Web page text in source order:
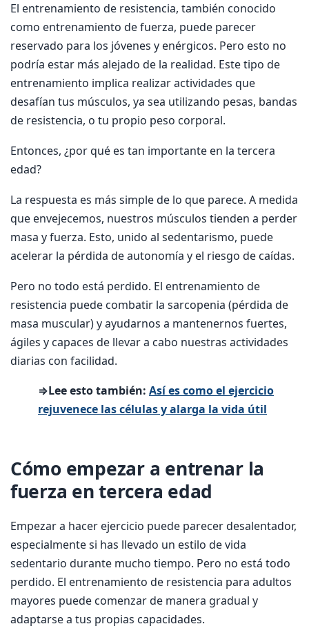
El entrenamiento de resistencia, también conocido
como entrenamiento de fuerza, puede parecer
reservado para los jóvenes y enérgicos. Pero esto no
podría estar más alejado de la realidad. Este tipo de
entrenamiento implica realizar actividades que
desafían tus músculos, ya sea utilizando pesas, bandas
de resistencia, o tu propio peso corporal.
Entonces, ¿por qué es tan importante en la tercera
edad?
La respuesta es más simple de lo que parece. A medida
que envejecemos, nuestros músculos tienden a perder
masa y fuerza. Esto, unido al sedentarismo, puede
acelerar la pérdida de autonomía y el riesgo de caídas.
Pero no todo está perdido. El entrenamiento de
resistencia puede combatir la sarcopenia (pérdida de
masa muscular) y ayudarnos a mantenernos fuertes,
ágiles y capaces de llevar a cabo nuestras actividades
diarias con facilidad.
⇒Lee esto también: Así es como el ejercicio
rejuvenece las células y alarga la vida útil
Cómo empezar a entrenar la
fuerza en tercera edad
Empezar a hacer ejercicio puede parecer desalentador,
especialmente si has llevado un estilo de vida
sedentario durante mucho tiempo. Pero no está todo
perdido. El entrenamiento de resistencia para adultos
mayores puede comenzar de manera gradual y
adaptarse a tus propias capacidades.